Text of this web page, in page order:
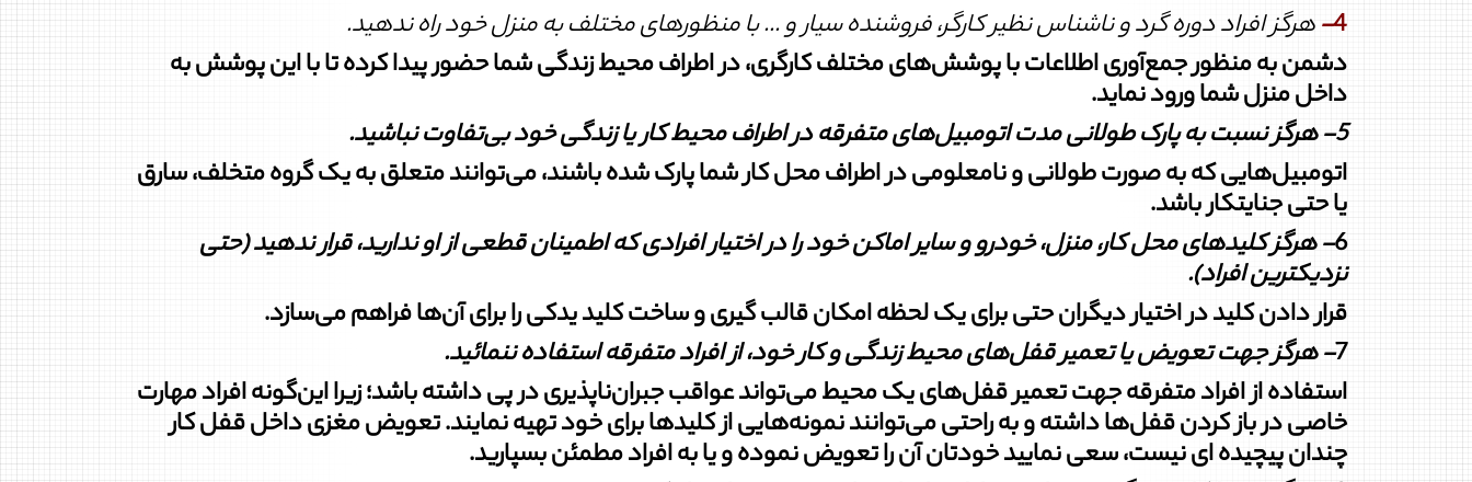
4
-هرگز افراد دوره گرد و ناشناس نظیر کارگر، فروشنده سیار و ... با منظورهایمختلف به منزل خود راه ندهید.
دشمن به ‏منظور جمع‌آوری اطلاعات با پوشش‏‌های مختلف کارگری، در اطراف محیط زندگی شما حضور پیدا کرده تا با این پوشش به
داخل منزل شما ورود نماید.
5- هرگز نسبت به پارک طولانی مدت اتومبیل‏‌های متفرقه در اطراف محیط کار یازندگی خود بی‌تفاوت نباشید.
اتومبیل‏‌هایی که به‏ صورت طولانی و نامعلومی در اطراف محل کار شما پارک شده باشند، می‏‌توانند متعلق به یک گروه متخلف، سارق
یا حتی جنایتکار باشد.
6
-هرگز کلیدهای محل کار، منزل، خودرو و سایر اماکن خود را در اختیار افرادیکه اطمینان قطعی از او ندارید، قرار ندهید (حتی
نزدیک‏ترین افراد).‌
قرار دادن کلید در اختیار دیگران حتی برای یک لحظه امکان قالب گیری و ساخت کلید یدکی را برای آن‏‌ها ‏فراهم می‏‏‌سازد.
7
-هرگز جهت تعویض یا تعمیر قفل‏‌های محیط زندگی و کار خود، از افراد متفرقهاستفاده ننمائید.
استفاده از افراد متفرقه جهت تعمیر قفل‏‌های یک محیط می‏‌تواند عواقب جبران‌ناپذیری در پی داشته باشد؛ زیرا این‏‌گونه ‏‏‏‏افراد مهارت
خاصی در باز کردن قفل‏‌ها داشته و به‏ راحتی می‏‌توانند نمونه‏‌هایی از کلیدها برای خود تهیه نمایند. تعویض مغزی داخل قفل کار
چندان پیچیده ای نیست، سعی نمایید خودتان آن را تعویض نموده و یا به افراد مطمئن بسپارید.